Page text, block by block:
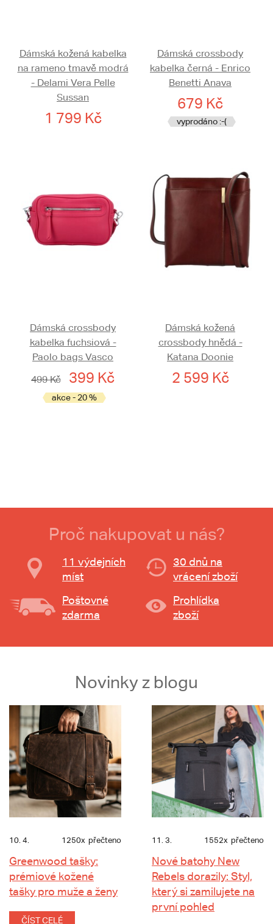
Dámská kožená kabelka
na rameno tmavě modrá
- Delami Vera Pelle
Sussan
1 799 Kč
Dámská crossbody
kabelka černá - Enrico
Benetti Anava
679 Kč
vyprodáno :-(
Dámská crossbody
kabelka fuchsiová -
Paolo bags Vasco
499 Kč
399 Kč
akce - 20 %
Dámská kožená
crossbody hnědá -
Katana Doonie
2 599 Kč
Proč nakupovat u nás?
11 výdejních
míst
30 dnů na
vrácení zboží
Poštovné
zdarma
Prohlídka
zboží
Novinky z blogu
10. 4. 1250x přečteno
Greenwood tašky:
prémiové kožené
tašky pro muže a ženy
ČÍST CELÉ
11. 3. 1552x přečteno
Nové batohy New
Rebels dorazily: Styl,
který si zamilujete na
první pohled